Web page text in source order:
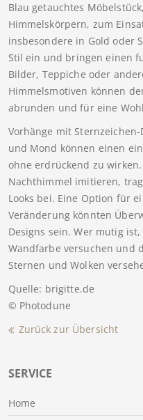
SERVICE
Home
Blau getauchtes
Himmelskörpern, zum
insbesondere in Gold oder
Stil ein und bringen einen
Bilder, Teppiche oder
Himmelsmotiven können
abrunden und für eine
Vorhänge mit
und Mond können einen
ohne erdrückend zu
Nachthimmel imitieren,
Looks bei. Eine Option für
Veränderung könnten
Designs sein. Wer mutig
Wandfarbe versuchen und
Sternen und Wolken
Quelle: brigitte.de
© Photodune
Zurück zur Übersicht